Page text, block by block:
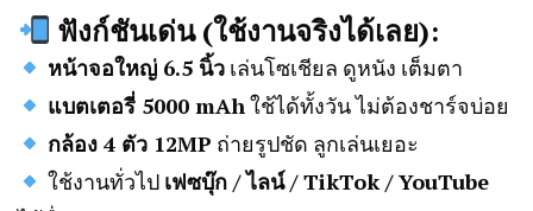
ฟังก์ชันเด่น (ใช้งานจริงได้เลย):
หน้าจอใหญ่ 6.5 นิ้วเล่นโซเชียล ดูหนัง เต็มตา
แบตเตอรี่ 5000 mAh ใช้ได้ทั้งวัน ไม่ต้องชาร์จบ่อย
กล้อง 4 ตัว 12MP ถ่ายรูปชัด ลูกเล่นเยอะ
ใช้งานทั่วไป เฟซบุ๊ก / ไลน์ / TikTok / YouTube